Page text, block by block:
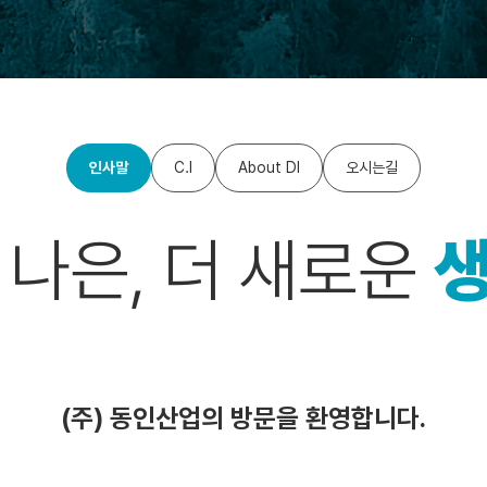
인사말 C.I About DI 오시는길
은, 더 새로운
(주) 동인산업의 방문을 환영합니다.